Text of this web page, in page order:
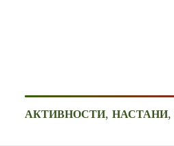
АКТИВНОСТИ, НАСТАНИ,